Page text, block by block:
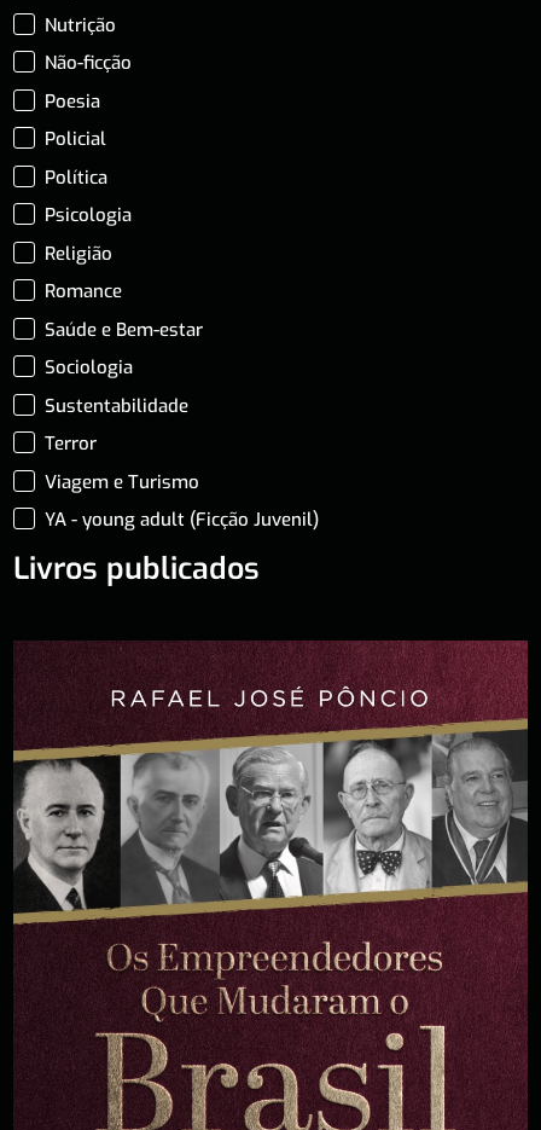
Nutrição
Não-ficção
Poesia
Policial
Política
Psicologia
Religião
Romance
Saúde e Bem-estar
Sociologia
Sustentabilidade
Terror
Viagem e Turismo
YA - young adult (Ficção Juvenil)
Livros publicados